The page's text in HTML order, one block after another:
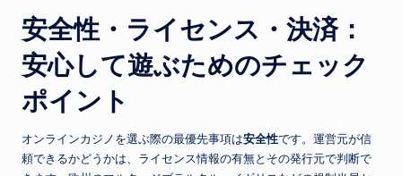
安全性・ライセンス・決済：
安心して遊ぶためのチェック
ポイント
オンラインカジノを選ぶ際の最優先事項は安全性です。運営元が信
頼できるかどうかは、ライセンス情報の有無とその発行元で判断で